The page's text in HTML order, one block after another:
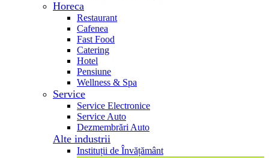
Horeca
Restaurant
Cafenea
Fast Food
Catering
Hotel
Pensiune
Wellness & Spa
Service
Service Electronice
Service Auto
Dezmembrări Auto
Alte industrii
Instituții de Învățământ